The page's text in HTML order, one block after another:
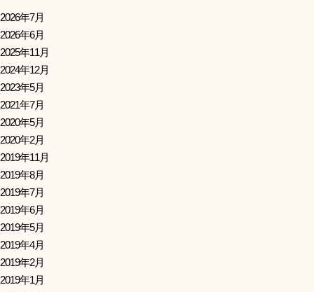
2026年7月
2026年6月
2025年11月
2024年12月
2023年5月
2021年7月
2020年5月
2020年2月
2019年11月
2019年8月
2019年7月
2019年6月
2019年5月
2019年4月
2019年2月
2019年1月